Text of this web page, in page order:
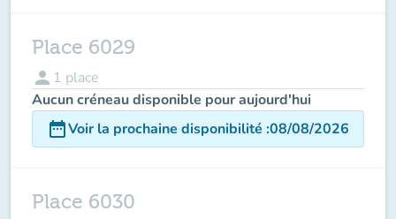
Place 6029
person 1 place
Aucun créneau disponible pour aujourd'hui
date_rangeVoir la prochaine disponibilité :08/08/2026
Place 6030